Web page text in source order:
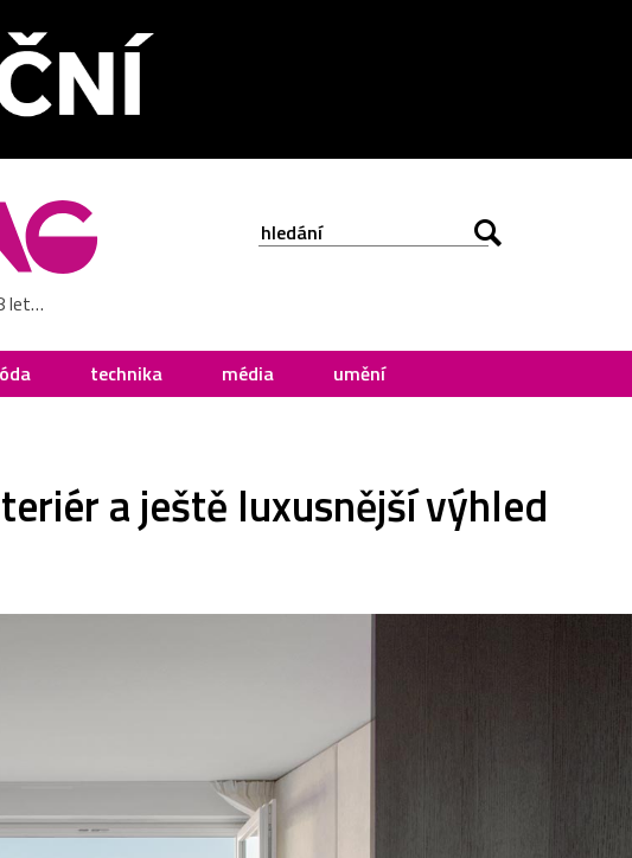
let…
technika média umění
a ještě luxusnější výhled